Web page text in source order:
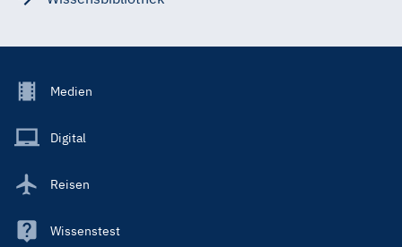
Footer
Main
Medien
Digital
Reisen
Wissenstest